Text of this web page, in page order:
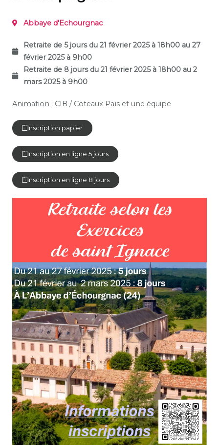
Abbaye d'Echourgnac
Retraite de 5 jours du 21 février 2025 à 18h00 au 27
février 2025 à 9h00
Retraite de 8 jours du 21 février 2025 à 18h00 au 2
mars 2025 à 9h00
Animation : CIB / Coteaux Païs et une équipe
Inscription papier
Inscription en ligne 5 jours
Inscription en ligne 8 jours